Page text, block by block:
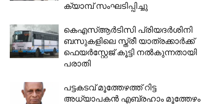
ക്യാമ്പ് സംഘടിപ്പിച്ചു
കെഎസ്ആർടിസി പ്രിയദർശിനി
ബസുകളിലെ സ്ത്രീ യാത്രക്കാർക്ക്
ഫെയർസ്റ്റേജ് കൂട്ടി നൽകുന്നതായി
പരാതി
പട്ടകടവ് മൂത്തേഴത്ത് റിട്ട
അധ്യാപകൻ എബ്രഹാം മൂത്തേഴം